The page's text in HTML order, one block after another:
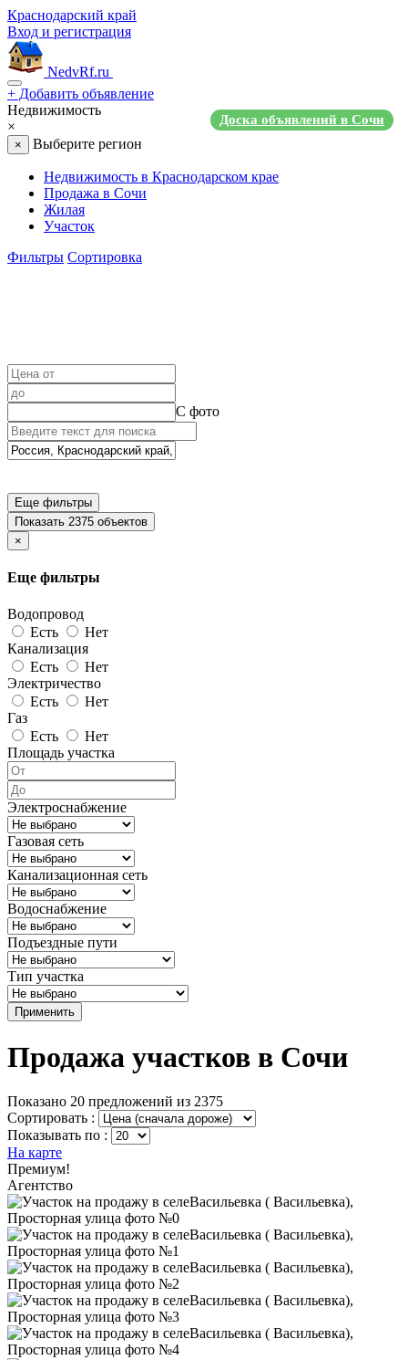
Краснодарский край
Вход и регистрация
NedvRf.ru
+ Добавить объявление
Доска объявлений в Сочи
Недвижимость
×
× Выберите регион
Недвижимость в Краснодарском крае
Продажа в Сочи
Жилая
Участок
Фильтры Сортировка
С фото
Еще фильтры
Показать 2375 объектов
×
Еще фильтры
Водопровод
Есть
Нет
Канализация
Есть
Нет
Электричество
Есть
Нет
Газ
Есть
Нет
Площадь участка
Электроснабжение
Газовая сеть
Канализационная сеть
Водоснабжение
Подъездные пути
Тип участка
Применить
Продажа участков в Сочи
Показано 20 предложений из 2375
Сортировать :
Показывать по :
На карте
Премиум!
Агентство